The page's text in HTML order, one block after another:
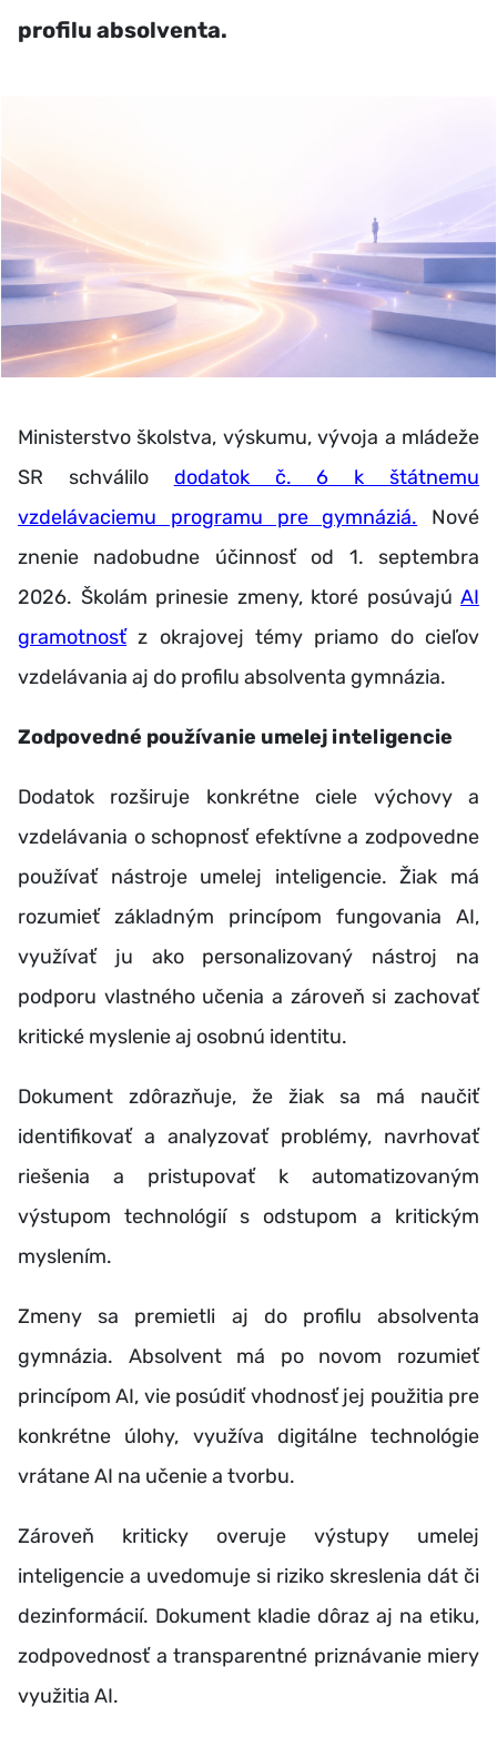
profilu absolventa.
Ministerstvo školstva, výskumu, vývoja a mládeže
SR schválilo dodatok č. 6 k štátnemu
vzdelávaciemu programu pre gymnáziá. Nové
znenie nadobudne účinnosť od 1. septembra
2026. Školám prinesie zmeny, ktoré posúvajú AI
gramotnosťz okrajovej témy priamo do cieľov
vzdelávania aj do profilu absolventa gymnázia.
Zodpovedné používanie umelej inteligencie
Dodatok rozširuje konkrétne ciele výchovy a
vzdelávania o schopnosť efektívne a zodpovedne
používať nástroje umelej inteligencie. Žiak má
rozumieť základným princípom fungovania AI,
využívať ju ako personalizovaný nástroj na
podporu vlastného učenia a zároveň si zachovať
kritické myslenie aj osobnú identitu.
Dokument zdôrazňuje, že žiak sa má naučiť
identifikovať a analyzovať problémy, navrhovať
riešenia a pristupovať k automatizovaným
výstupom technológií s odstupom a kritickým
myslením.
Zmeny sa premietli aj do profilu absolventa
gymnázia. Absolvent má po novom rozumieť
princípom AI, vie posúdiť vhodnosť jej použitia pre
konkrétne úlohy, využíva digitálne technológie
vrátane AI na učenie a tvorbu.
Zároveň kriticky overuje výstupy umelej
inteligencie a uvedomuje si riziko skreslenia dát či
dezinformácií. Dokument kladie dôraz aj na etiku,
zodpovednosť a transparentné priznávanie miery
využitia AI.